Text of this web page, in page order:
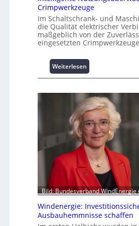
u
m
L
a
s
s
p
i
z
e
n
m
a
n
a
g
e
m
e
n
t
h
Crimpwerkzeuge
Im Schaltschrank- und
die Qualität elektrischer
maßgeblich von der
eingesetzten
Weiterlesen:
I
t
e
l
l
i
g
e
n
t
e
N
t
z
Bild: Bundesverband WindEnergie
Windenergie:
Ausbauhemmnisse schaffen